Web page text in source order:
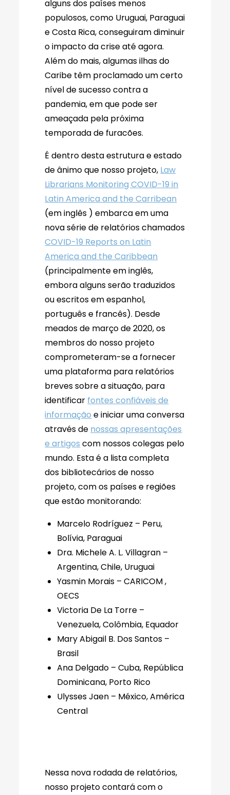
alguns dos países menos
populosos, como Uruguai, Paraguai
e Costa Rica, conseguiram diminuir
o impacto da crise até agora.
Além do mais, algumas ilhas do
Caribe têm proclamado um certo
nível de sucesso contra a
pandemia, em que pode ser
ameaçada pela próxima
temporada de furacões.
É dentro desta estrutura e estado
de ânimo que nosso projeto, Law
Librarians Monitoring COVID-19 in
Latin America and the Carribean
(em inglês ) embarca em uma
nova série de relatórios chamados
COVID-19 Reports on Latin
America and the Caribbean
(principalmente em inglês,
embora alguns serão traduzidos
ou escritos em espanhol,
português e francês). Desde
meados de março de 2020, os
membros do nosso projeto
comprometeram-se a fornecer
uma plataforma para relatórios
breves sobre a situação, para
identificar fontes confiáveis de
informação e iniciar uma conversa
através de nossas apresentações
e artigos com nossos colegas pelo
mundo. Esta é a lista completa
dos bibliotecários de nosso
projeto, com os países e regiões
que estão monitorando:
Marcelo Rodríguez – Peru,
Bolívia, Paraguai
Dra. Michele A. L. Villagran –
Argentina, Chile, Uruguai
Yasmin Morais – CARICOM ,
OECS
Victoria De La Torre –
Venezuela, Colômbia, Equador
Mary Abigail B. Dos Santos –
Brasil
Ana Delgado – Cuba, República
Dominicana, Porto Rico
Ulysses Jaen – México, América
Central
Nessa nova rodada de relatórios,
nosso projeto contará com o